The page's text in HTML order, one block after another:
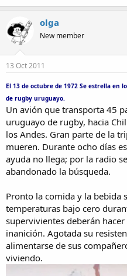
olga
New member
13 Oct 2011
El 13 de octubre de 1972 Se estrella en
de rugby uruguayo.
Un avión que transporta 45
uruguayo de rugby, hacia
los Andes. Gran parte de la
mueren. Durante ocho días
ayuda no llega; por la radio
abandonado la búsqueda.
Pronto la comida y la bebida
temperaturas bajo cero
supervivientes deberán
inanición. Agotada su
alimentarse de sus
viviendo.